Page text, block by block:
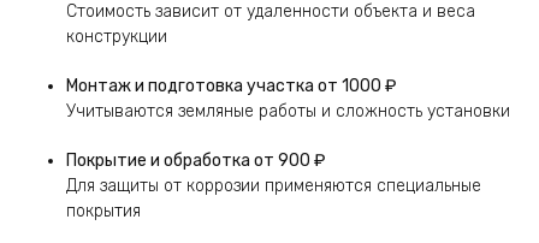
Стоимость зависит от удаленности объекта и веса
конструкции
Монтаж и подготовка участка от 1000 ₽
Учитываются земляные работы и сложность установки
Покрытие и обработка от 900 ₽
Для защиты от коррозии применяются специальные
покрытия